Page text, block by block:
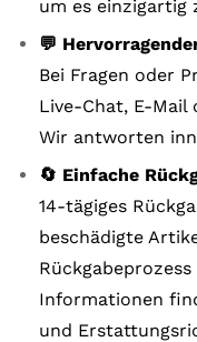
um es einzigartig
💬
Bei Fragen oder
Live-Chat, E-Mail
Wir antworten
🔄 Einfache
14-tägiges
beschädigte
Informationen
und